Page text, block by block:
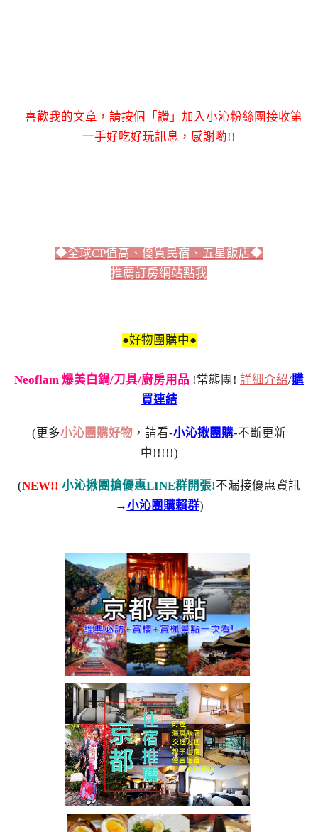
喜歡我的文章，請按個「讚」加入小沁粉絲團接收第
一手好吃好玩訊息，感謝喲!!
◆全球CP值高、優質民宿、五星飯店◆
推薦訂房網站點我
●好物團購中●
Neoflam 爆美白鍋/刀具/廚房用品 !常態團! 詳細介紹/購
買連結
(更多小沁團購好物 ，請看-小沁揪團購-不斷更新
中!!!!!)
(NEW!! 小沁揪團搶優惠LINE群開張!不漏接優惠資訊
→小沁團購賴群)